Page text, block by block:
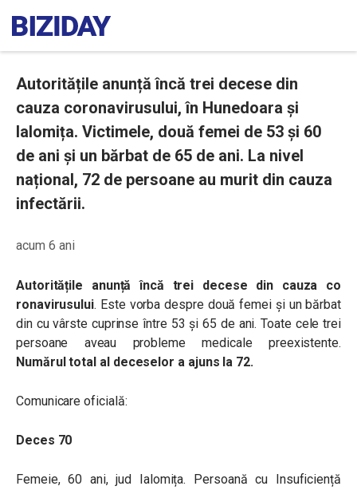
Autoritățile anunță încă trei decese din
cauza coronavirusului, în Hunedoara și
Ialomița. Victimele, două femei de 53 și 60
de ani și un bărbat de 65 de ani. La nivel
național, 72 de persoane au murit din cauza
infectării.
acum 6 ani
Autoritățile anunță încă trei decese din cauza co
ronavirusului. Este vorba despre două femei și un bărbat
din cu vârste cuprinse între 53 și 65 de ani. Toate cele trei
persoane aveau probleme medicale preexistente.
Numărul total al deceselor a ajuns la 72.
Comunicare oficială:
Deces 70
Femeie, 60 ani, jud Ialomița. Persoană cu Insuficiență